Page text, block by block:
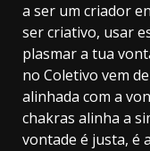
a ser um criador
ser criativo, usar
plasmar a tua
no Coletivo vem
alinhada com a
chakras alinha a
vontade é justa, é